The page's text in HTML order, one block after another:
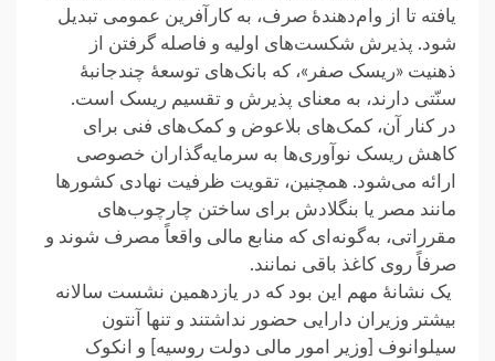
یافته تا از وام‌دهندهٔ صرف، به کارآفرین عمومی تبدیل
شود. ‏پذیرش شکست‌های اولیه و فاصله گرفتن از
ذهنیت «ریسک صفر»، که بانک‌های توسعهٔ چندجانبهٔ
سنّتی دارند، به معنای ‏پذیرش و تقسیم ریسک است.‏
در کنار آن، کمک‌های بلاعوض و کمک‌های فنی برای
کاهش ریسک نوآوری‌ها به سرمایه‌گذاران خصوصی
ارائه می‌شود. ‏همچنین، تقویت ظرفیت نهادی کشورها
مانند مصر یا بنگلادش برای ساختن چارچوب‌های
مقرراتی، به‌گونه‌ای که منابع مالی ‏واقعاً مصرف شوند و
صرفاً روی کاغذ باقی نمانند.‏
‏ یک نشانهٔ مهم این بود که در یازدهمین نشست سالانه
بیشتر وزیران دارایی حضور نداشتند و تنها آنتون